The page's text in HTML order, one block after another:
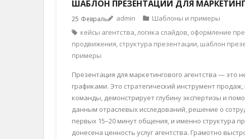
ШАБЛОН ПРЕЗЕНТАЦИИ ДЛЯ
25 Февраль admin
Шаблоны и примеры
кейсы агентства,логика слайдов, оформление
продвижения, структура презентации, шаблон
примеры
Презентация для маркетингового агентства — это
графиками. Это стратегический инструмент
команды, демонстрирует глубину экспертизы и
данным отраслевых исследований, решение о
первых 15–20 минут общения, и именно структура
донесена ценность услуг агентства. Грамотно